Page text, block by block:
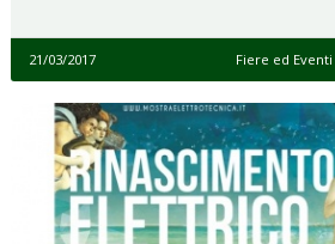
21/03/2017 Fiere ed Eventi